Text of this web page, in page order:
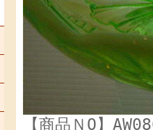
【商品ＮO】